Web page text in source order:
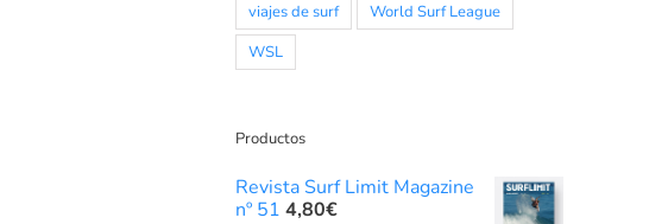
viajes de surf
World Surf League
WSL
Productos
Revista Surf Limit Magazine
nº 51 4,80€